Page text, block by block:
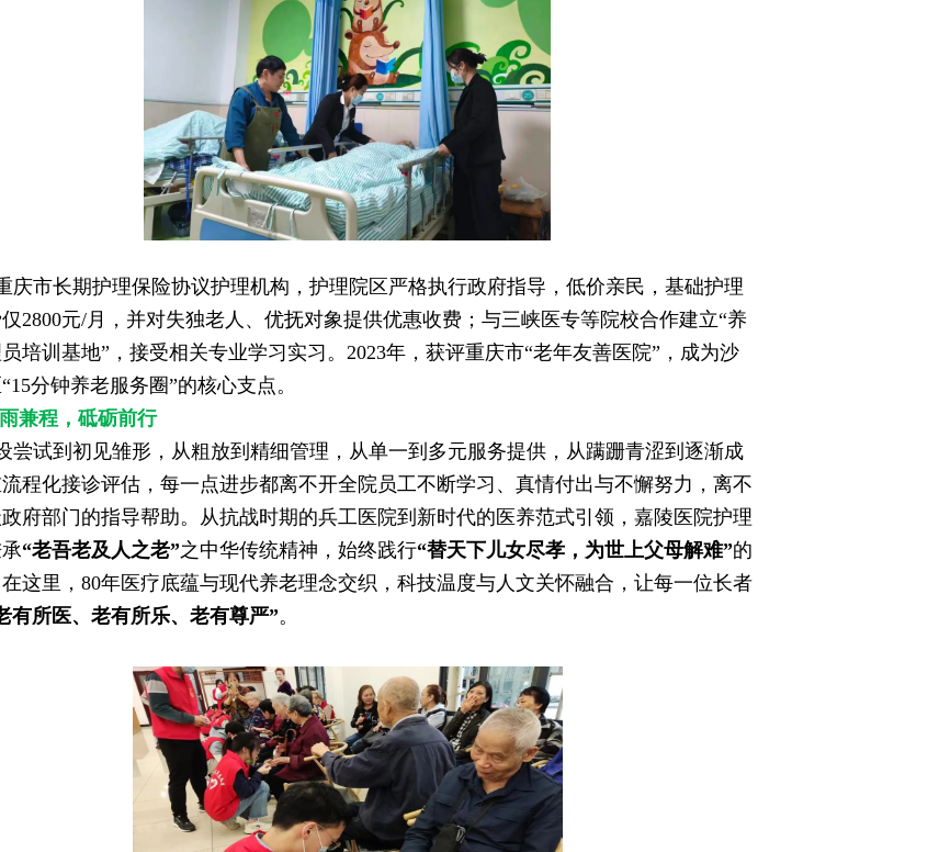
庆市长期护理保险协议护理机构，护理院区严格执行政府指导，低价亲民，基础护理
2800元/月，并对失独老人、优抚对象提供优惠收费；与三峡医专等院校合作建立“养
培训基地”，接受相关专业学习实习。2023年，获评重庆市“老年友善医院”，成为沙
分钟养老服务圈”的核心支点。
兼程，砥砺前行
尝试到初见雏形，从粗放到精细管理，从单一到多元服务提供，从蹒跚青涩到逐渐成
程化接诊评估，每一点进步都离不开全院员工不断学习、真情付出与不懈努力，离不
府部门的指导帮助。从抗战时期的兵工医院到新时代的医养范式引领，嘉陵医院护理
“老吾老及人之老”之中华传统精神，始终践行“替天下儿女尽孝，为世上父母解难”的
这里，80年医疗底蕴与现代养老理念交织，科技温度与人文关怀融合，让每一位长者
有所医、老有所乐、老有尊严”。